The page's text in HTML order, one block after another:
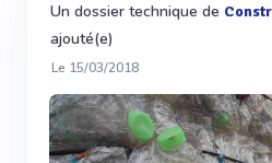
Un dossier technique de
ajouté(e)
Le 15/03/2018